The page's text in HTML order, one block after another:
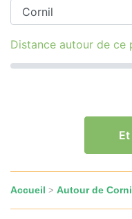
Distance autour de ce
Accueil > Autour de